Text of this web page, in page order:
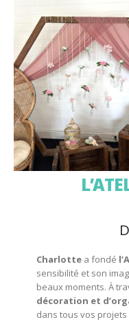
Charlottea fondé
sensibilité et son
beaux moments. À
décoration et
dans tous vos